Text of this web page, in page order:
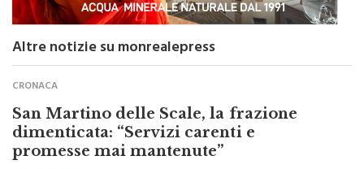
Altre notizie su monrealepress
CRONACA
San Martino delle Scale, la frazione
dimenticata: “Servizi carenti e
promesse mai mantenute”